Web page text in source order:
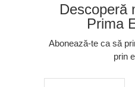
Descoperă
Prima
Abonează-te ca să
prin
Tastează emailul tău...